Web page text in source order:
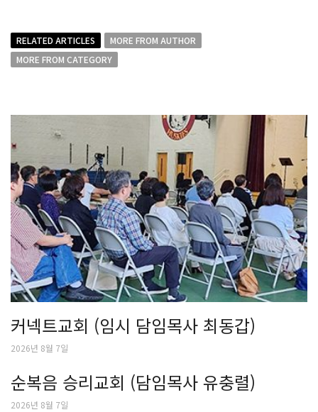
RELATED ARTICLES
MORE FROM AUTHOR
MORE FROM CATEGORY
커넥트교회 (임시 담임목사 최동갑)
2026년 8월 7일
순복음 승리교회 (담임목사 유충렬)
2026년 8월 7일